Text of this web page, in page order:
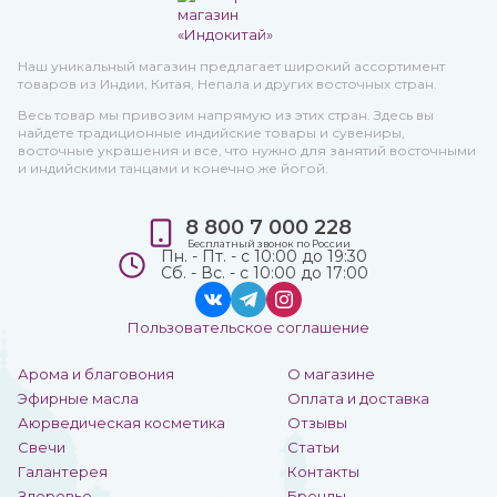
Наш уникальный магазин предлагает широкий ассортимент
товаров из Индии, Китая, Непала и других восточных стран.
Весь товар мы привозим напрямую из этих стран. Здесь вы
найдете традиционные индийские товары и сувениры,
восточные украшения и все, что нужно для занятий восточными
и индийскими танцами и конечно же йогой.
Арома и благовония
Эфирные масла
Аюрведическая косметика
Свечи
Галантерея
О магазине
Оплата и доставка
Отзывы
Статьи
Контакты
8 800 7 000 228
Бесплатный звонок по России
Пн. - Пт. - с 10:00 до 19:30
Сб. - Вс. - с 10:00 до 17:00
Пользовательское соглашение